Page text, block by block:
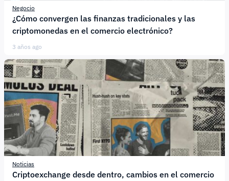
Negocio
¿Cómo convergen las finanzas tradicionales y las
criptomonedas en el comercio electrónico?
3 años ago
Noticias
Criptoexchange desde dentro, cambios en el comercio